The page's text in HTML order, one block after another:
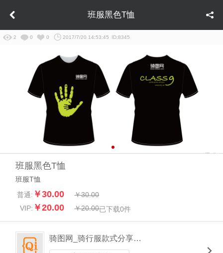
班服黑色T恤
2 0 0 2017/7/20 14:53:45 ID:8345
班服黑色T恤
班服T恤
普通: ￥30.00
￥30.00
VIP: ￥20.00 ￥20.00已下载0件
骑图网_骑行服款式分享平台